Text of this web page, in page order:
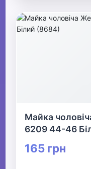
Майка
6209 44-46
165 грн